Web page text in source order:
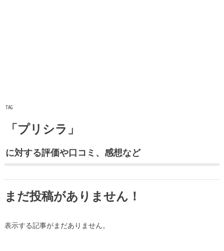
TAG
「プリシラ」
に対する評価や口コミ、感想など
まだ投稿がありません！
表示する記事がまだありません。